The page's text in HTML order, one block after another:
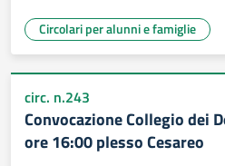
Circolari per alunni e famiglie
circ. n.243
Convocazione Collegio dei
ore 16:00 plesso Cesareo